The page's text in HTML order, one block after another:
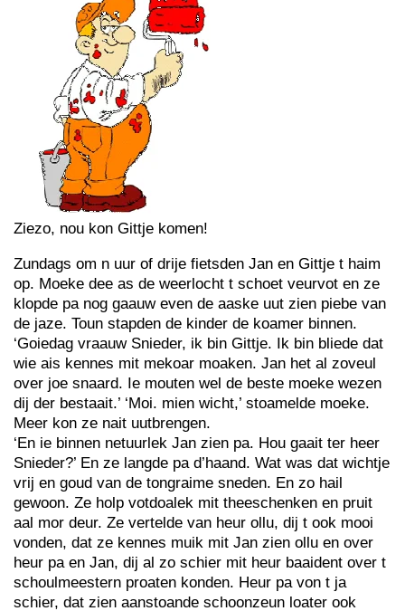
Ziezo, nou kon Gittje komen!
Zundags om n uur of drije fietsden Jan en Gittje t haim
op. Moeke dee as de weerlocht t schoet veurvot en ze
klopde pa nog gaauw even de aaske uut zien piebe van
de jaze. Toun stapden de kinder de koamer binnen.
‘Goiedag vraauw Snieder, ik bin Gittje. Ik bin bliede dat
wie ais kennes mit mekoar moaken. Jan het al zoveul
over joe snaard. Ie mouten wel de beste moeke wezen
dij der bestaait.’ ‘Moi. mien wicht,’ stoamelde moeke.
Meer kon ze nait uutbrengen.
‘En ie binnen netuurlek Jan zien pa. Hou gaait ter heer
Snieder?’ En ze langde pa d’haand. Wat was dat wichtje
vrij en goud van de tongraime sneden. En zo hail
gewoon. Ze holp votdoalek mit theeschenken en pruit
aal mor deur. Ze vertelde van heur ollu, dij t ook mooi
vonden, dat ze kennes muik mit Jan zien ollu en over
heur pa en Jan, dij al zo schier mit heur baaident over t
schoulmeestern proaten konden. Heur pa von t ja
schier, dat zien aanstoande schoonzeun loater ook